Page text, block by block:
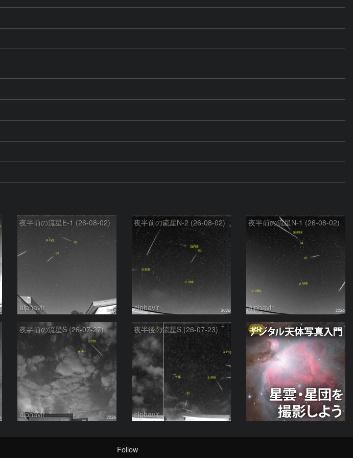
夜半前の流星E-1 (26-08-02)
alphavir
夜半前の流星N-2 (26-08-02)
alphavir
夜半前の流星N-1 (26-08-02)
alphavir
夜半前の流星S (26-07-27)
alphavir
夜半後の流星S (26-07-23)
alphavir
PR
Follow